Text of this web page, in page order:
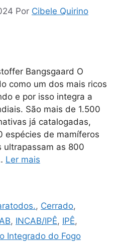
Por Cibele Quirino
Bangsgaard O
como um dos mais ricos
e por isso integra a
São mais de 1.500
já catalogadas,
espécies de mamíferos
ultrapassam as 800
Ler mais
, Cerrado,
, INCAB/IPÊ, IPÊ,
Integrado do Fogo